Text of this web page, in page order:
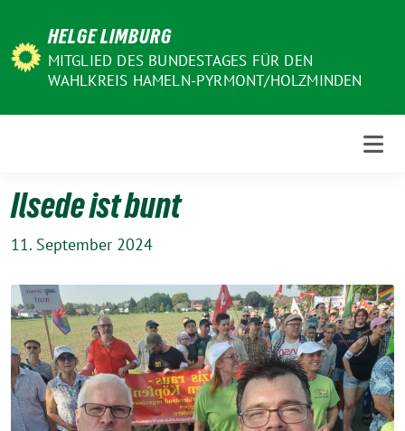
Inhalt
HELGE LIMBURG
MITGLIED DES BUNDESTAGES FÜR DEN
WAHLKREIS HAMELN-PYRMONT/HOLZMINDEN
Ilsede ist bunt
11. September 2024